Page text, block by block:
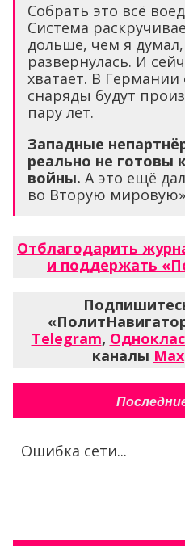
Собрать это всё
Система
дольше, чем я
развернулась. И
хватает. В Германии
снаряды будут
пару лет.
Западные
реально не
войны. А это ещё
во Вторую
Отблагодарить
и поддержать
Telegram,
каналы Max
Ошибка сети...